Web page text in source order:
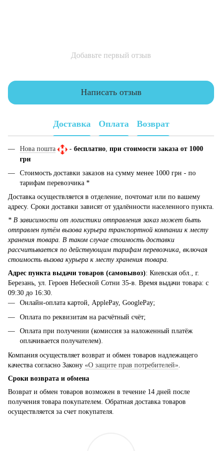
Добавьте первый отзыв
Написать отзыв
Доставка Оплата Возврат
Нова пошта - бесплатно при стоимости заказа от 1000
грн
Стоимость доставки заказов на сумму менее 1000 грн - по
тарифам перевозчика *
Доставка осуществляется в отделение, почтомат или по вашему
адресу. Сроки доставки зависят от удалённости населенного пункта.
* В зависимости от логистики отправления заказ может быть
отправлен путём вызова курьера транспортной компании к месту
хранения товара. В таком случае стоимость доставки
рассчитывается по действующим тарифам перевозчика, включая
стоимость вызова курьера к месту хранения товара.
Адрес пункта выдачи товаров (самовывоз): Киевская обл., г.
Березань, ул. Героев Небесной Сотни 35-в. Время выдачи товара: с
09:30 до 16:30.
Онлайн-оплата картой, ApplePay, GooglePay;
Оплата по реквизитам на расчётный счёт;
Оплата при получении (комиссия за наложенный платёж
оплачивается получателем).
Компания осуществляет возврат и обмен товаров надлежащего
качества согласно Закону «О защите прав потребителей»
Сроки возврата и обмена
Возврат и обмен товаров возможен в течение 14 дней после
получения товара покупателем. Обратная доставка товаров
осуществляется за счет покупателя.